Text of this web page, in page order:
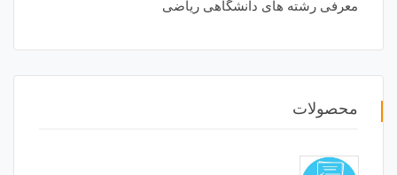
معرفی رشته های دانشگاهی ریاضی
محصولات